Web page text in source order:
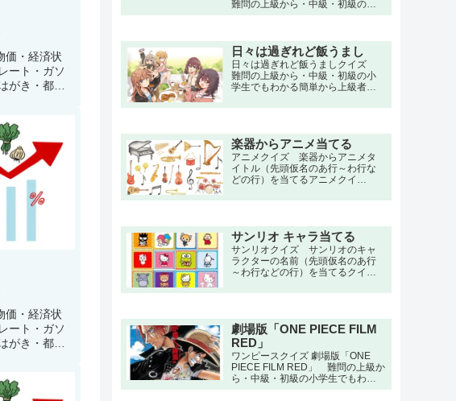
価・経済状
ート・ガソ
がき・都営
ズ
価・経済状
ート・ガソ
がき・都営
ズ
難問の上級から・中級・初級の小
学生でもわかる簡単から上級者向
で。血筋と才能に恵まれなかった
とある魔術師は、貴族との決闘に
負け無残な最期を迎えるも、死の
間際も「もっと魔術を学びたかっ
た」と考えていた。目を覚ます
と、男はサルーム王国の第七王
日々は過ぎれど飯うまし
日々は過ぎれど飯うましクイズ
難問の上級から・中級・初級の小
学生でもわかる簡単から上級者向
ター・声優・一問一答・3択問題ま
大学1年生・河合まこは、大学で偶
然再会した小学校の同級生だった
小川しのんから勧誘されて食文化
研究部に入るが、その実態はダミ
ーサークルだった。
楽器からアニメ当てる
アニメクイズ 楽器からアニメタ
イトル（先頭仮名のあ行～わ行な
どの行）を当てるアニメクイ
ー×ハンター,呪術廻戦,ワンピース,
サンリオ キャラ当てる
サンリオクイズ サンリオのキャ
ラクターの名前（先頭仮名のあ行
～わ行などの行）を当てるクイ
ィ,クロミ,シナモロール,ポムポムプ
ム,ハンギョドン,おさるのもんきち,
ハローキティ,ミミィホワイト,キャ
シー,バッドばつ丸,けろけろけろっ
ぴ,リトルツインスターズ,みんなの
たあ坊,ポチャッコ
劇場版「ONE PIECE FILM
RED」
ワンピースクイズ 劇場版「ONE
PIECE FILM RED」 難問の上級か
ら・中級・初級の小学生でもわか
る簡単から上級者向け問題。名